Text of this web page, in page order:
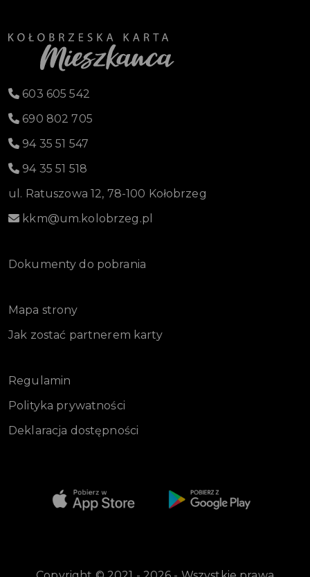
603 605 542
690 802 705
94 35 51 547
94 35 51 518
ul. Ratuszowa 12, 78-100 Kołobrzeg
kkm@um.kolobrzeg.pl
Dokumenty do pobrania
Mapa strony
Jak zostać partnerem karty
Regulamin
Polityka prywatności
Deklaracja dostępności